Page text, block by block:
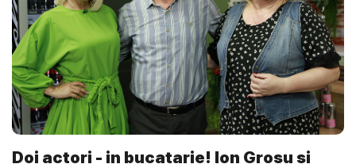
Doi actori - in bucatarie! Ion Grosu si